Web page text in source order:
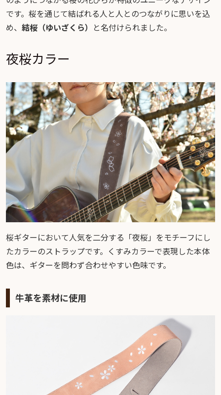
です。桜を通じて結ばれる人と人とのつながりに思いを込
め、 結桜（ゆいざくら） と名付けられました。
夜桜カラー
桜ギターにおいて人気を二分する「夜桜」をモチーフにし
たカラーのストラップです。くすみカラーで表現した本体
色は、ギターを問わず合わせやすい色味です。
牛革を素材に使用